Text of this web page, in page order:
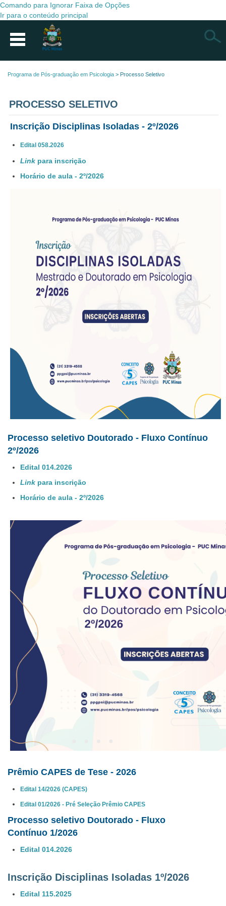
Comando para Ignorar Faixa de Opções
Ir para o conteúdo principal
Programa de Pós-graduação em Psicologia > Processo Seletivo
PROCESSO SELETIVO
Inscrição Disciplinas Isoladas - 2º/2026
Edital 058.2026
Link para inscrição
Horário de aula - 2º/2026
Processo seletivo Doutorado - Fluxo Contínuo
2º/2026
Edital 014.2026
Link para inscrição
Horário de aula - 2º/2026
Prêmio CAPES de Tese - 2026
Edital 14/2026 (CAPES)
Edital 01/2026 - Pré Seleção Prêmio CAPES
Processo seletivo Doutorado - Fluxo
Contínuo 1/2026
Edital 014.2026
Inscrição Disciplinas Isoladas 1º/2026
Edital 115.2025